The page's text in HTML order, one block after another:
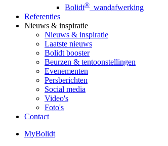
Bolidt® wandafwerking
Referenties
Nieuws & inspiratie
Nieuws & inspiratie
Laatste nieuws
Bolidt booster
Beurzen & tentoonstellingen
Evenementen
Persberichten
Social media
Video's
Foto's
Contact
MyBolidt